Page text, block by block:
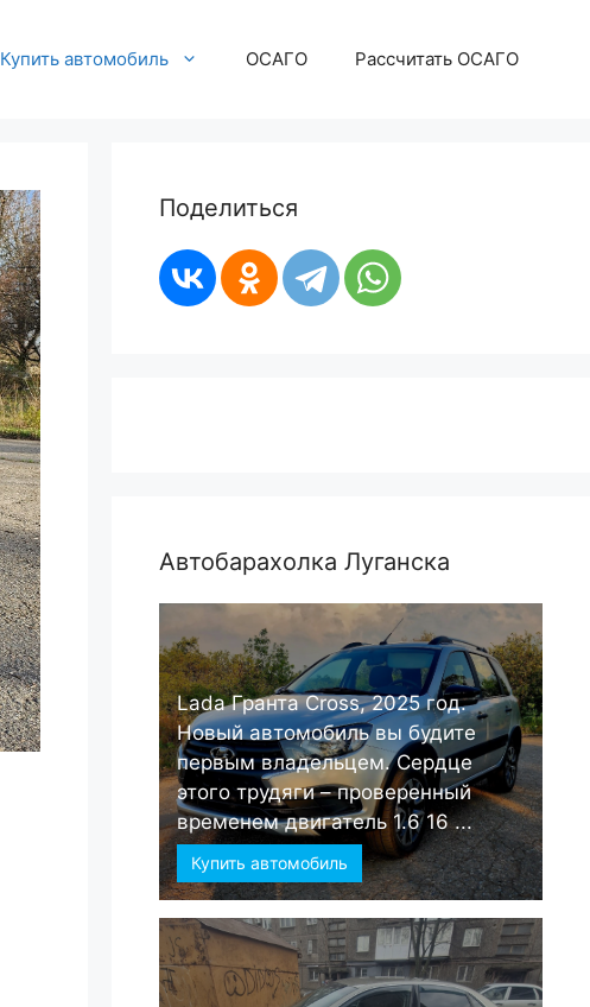
Купить автомобиль ОСАГО Рассчитать ОСАГО
Поделиться
Автобарахолка Луганска
Lada Гранта Cross, 2025 год.
Новый автомобиль вы будите
первым владельцем. Сердце
этого трудяги – проверенный
временем двигатель 1.6 16 ...
Купить автомобиль